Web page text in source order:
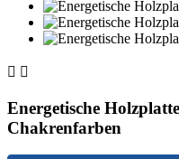
 
Energetische
Chakrenfarben